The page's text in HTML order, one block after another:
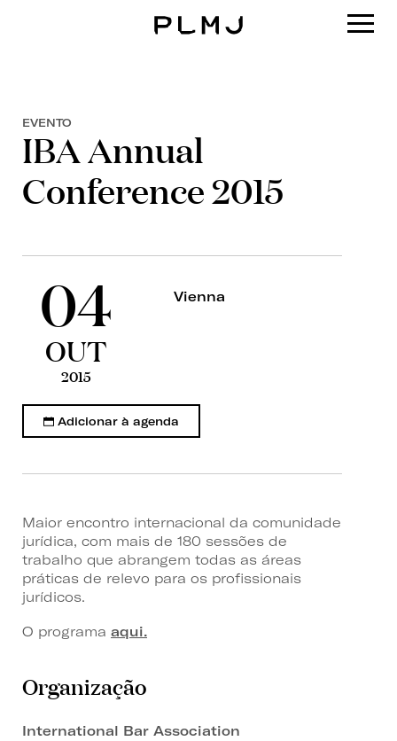
EVENTO
IBA Annual
Conference 2015
04
OUT
2015
Vienna
Adicionar à agenda
Maior encontro internacional da comunidade
jurídica, com mais de 180 sessões de
trabalho que abrangem todas as áreas
práticas de relevo para os profissionais
jurídicos.
O programa aqui.
Organização
International Bar Association